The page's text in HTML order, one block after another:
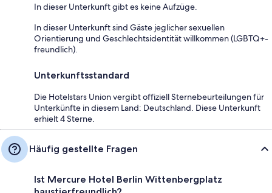
In dieser Unterkunft gibt es keine Aufzüge.
In dieser Unterkunft sind Gäste jeglicher sexuellen
Orientierung und Geschlechtsidentität willkommen (LGBTQ+-
freundlich).
Unterkunftsstandard
Die Hotelstars Union vergibt offiziell Sternebeurteilungen für
Unterkünfte in diesem Land: Deutschland. Diese Unterkunft
erhielt 4 Sterne.
Häufig gestellte Fragen
Ist Mercure Hotel Berlin Wittenbergplatz